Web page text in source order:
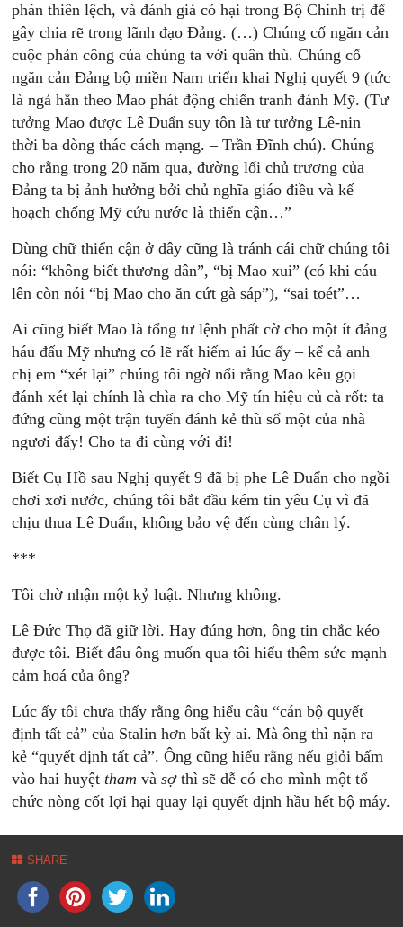
phán thiên lệch, và đánh giá có hại trong Bộ Chính trị để
gây chia rẽ trong lãnh đạo Đảng. (…) Chúng cố ngăn cản
cuộc phản công của chúng ta với quân thù. Chúng cố
ngăn cản Đảng bộ miền Nam triển khai Nghị quyết 9 (tức
là ngả hẳn theo Mao phát động chiến tranh đánh Mỹ. (Tư
tưởng Mao được Lê Duẩn suy tôn là tư tưởng Lê-nin
thời ba dòng thác cách mạng. – Trần Đĩnh chú). Chúng
cho rằng trong 20 năm qua, đường lối chủ trương của
Đảng ta bị ảnh hưởng bởi chủ nghĩa giáo điều và kế
hoạch chống Mỹ cứu nước là thiển cận…”
Dùng chữ thiển cận ở đây cũng là tránh cái chữ chúng tôi
nói: “không biết thương dân”, “bị Mao xui” (có khi cáu
lên còn nói “bị Mao cho ăn cứt gà sáp”), “sai toét”…
Ai cũng biết Mao là tổng tư lệnh phất cờ cho một ít đảng
háu đấu Mỹ nhưng có lẽ rất hiếm ai lúc ấy – kể cả anh
chị em “xét lại” chúng tôi ngờ nổi rằng Mao kêu gọi
đánh xét lại chính là chìa ra cho Mỹ tín hiệu củ cà rốt: ta
đứng cùng một trận tuyến đánh kẻ thù số một của nhà
ngươi đấy! Cho ta đi cùng với đi!
Biết Cụ Hồ sau Nghị quyết 9 đã bị phe Lê Duẩn cho ngồi
chơi xơi nước, chúng tôi bắt đầu kém tin yêu Cụ vì đã
chịu thua Lê Duẩn, không bảo vệ đến cùng chân lý.
***
Tôi chờ nhận một kỷ luật. Nhưng không.
Lê Đức Thọ đã giữ lời. Hay đúng hơn, ông tin chắc kéo
được tôi. Biết đâu ông muốn qua tôi hiểu thêm sức mạnh
cảm hoá của ông?
Lúc ấy tôi chưa thấy rằng ông hiểu câu “cán bộ quyết
định tất cả” của Stalin hơn bất kỳ ai. Mà ông thì nặn ra
kẻ “quyết định tất cả”. Ông cũng hiểu rằng nếu giỏi bấm
vào hai huyệttham vàsợthì sẽ dễ có cho mình một tổ
chức nòng cốt lợi hại quay lại quyết định hầu hết bộ máy.
SHARE